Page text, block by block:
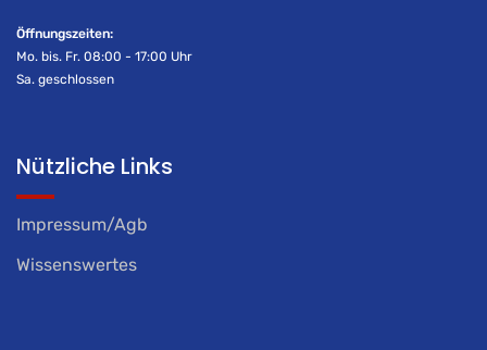
Öffnungszeiten:
Mo. bis. Fr. 08:00 - 17:00 Uhr
Sa. geschlossen
Nützliche Links
Impressum/Agb
Wissenswertes